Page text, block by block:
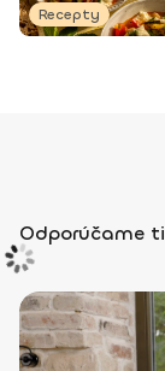
Recepty
Odporúčame ti